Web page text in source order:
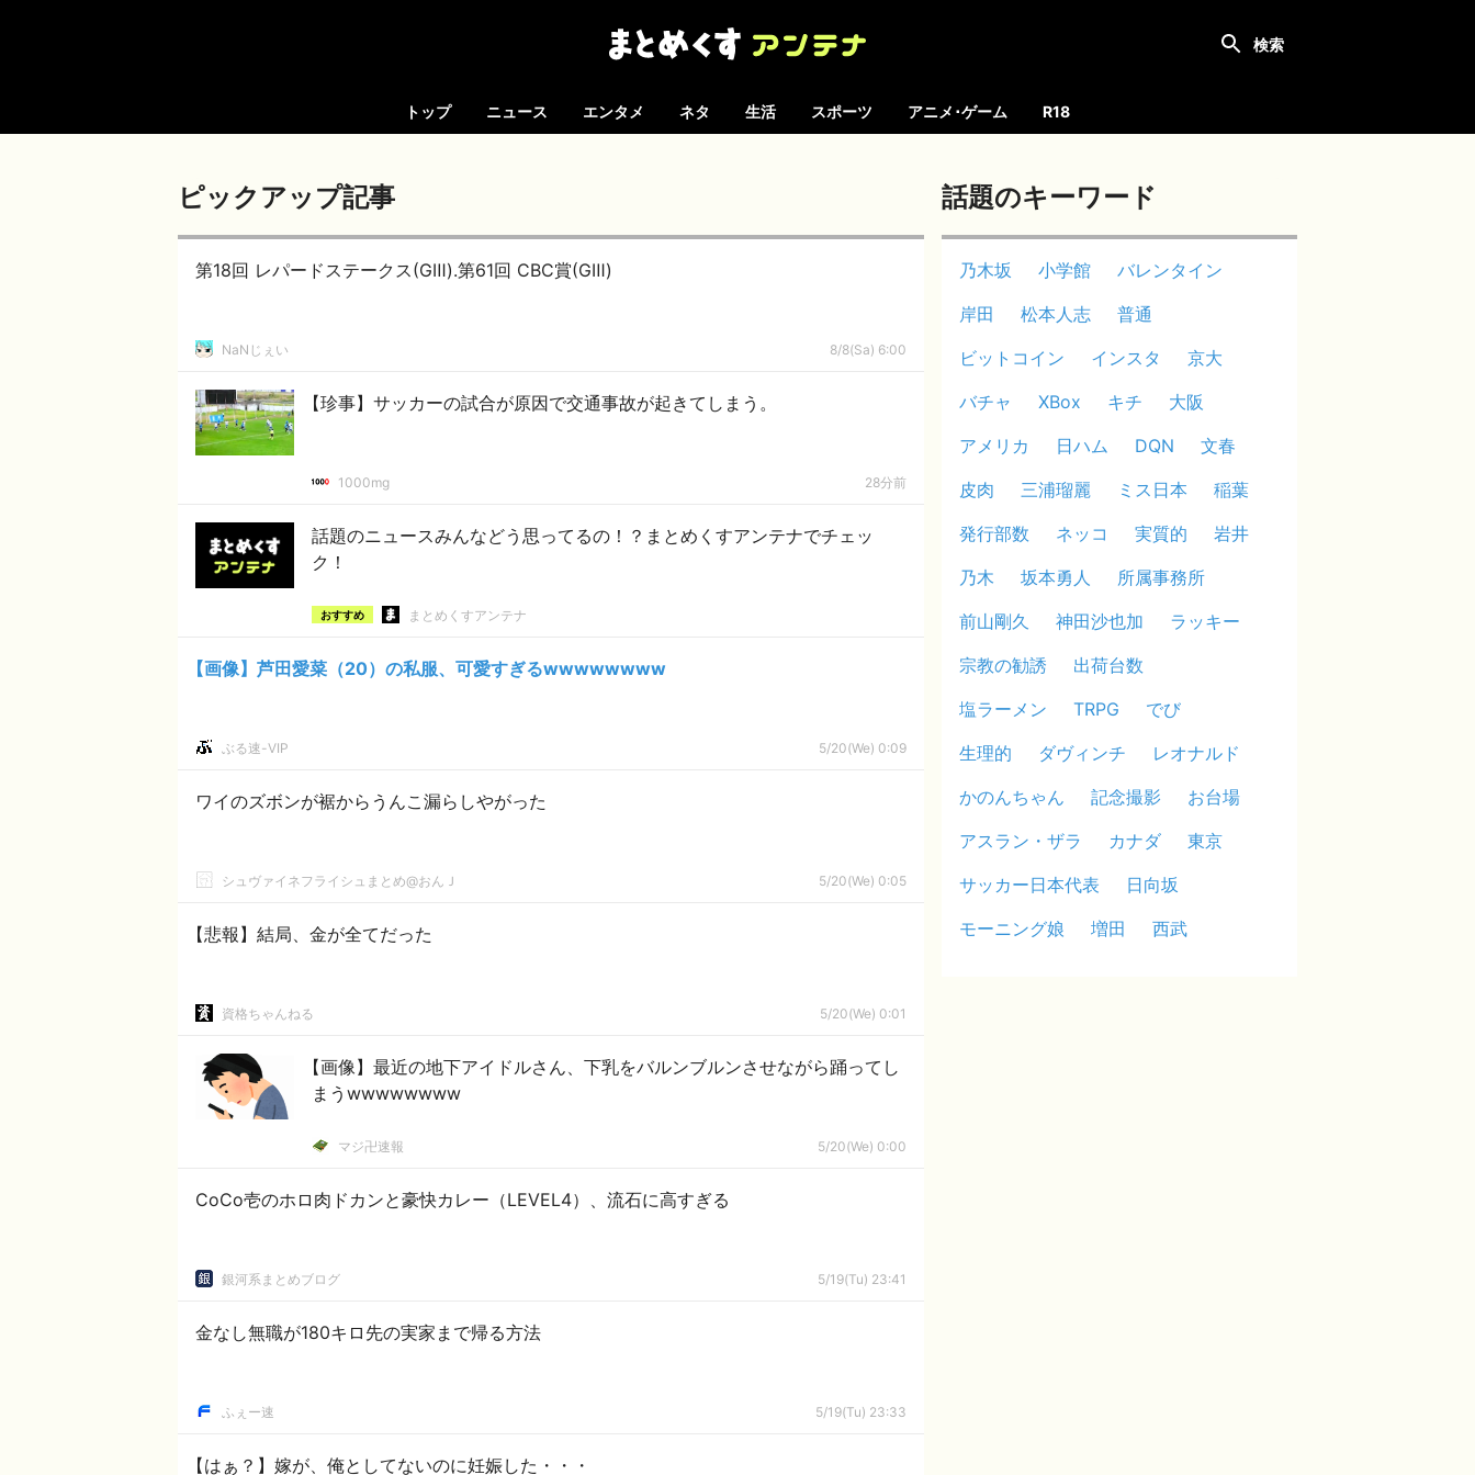
トップ ニュース エンタメ ネタ 生活 スポーツ アニメ･ゲーム R18
ピックアップ記事
第18回 レパードステークス(GⅢ).第61回 CBC賞(GⅢ)
NaNじぇい 8/8(Sa) 6:00
【珍事】サッカーの試合が原因で交通事故が起きてしまう。
1000mg 28分前
話題のニュースみんなどう思ってるの！？まとめくすアンテナでチェッ
ク！
おすすめ まとめくすアンテナ
【画像】芦田愛菜（20）の私服、可愛すぎるwwwwwwww
ぶる速-VIP 5/20(We) 0:09
ワイのズボンが裾からうんこ漏らしやがった
シュヴァイネフライシュまとめ@おんＪ 5/20(We) 0:05
【悲報】結局、金が全てだった
資格ちゃんねる 5/20(We) 0:01
【画像】最近の地下アイドルさん、下乳をバルンブルンさせながら踊ってし
まうwwwwwwww
マジ卍速報 5/20(We) 0:00
CoCo壱のホロ肉ドカンと豪快カレー（LEVEL4）、流石に高すぎる
銀河系まとめブログ 5/19(Tu) 23:41
金なし無職が180キロ先の実家まで帰る方法
ふぇー速 5/19(Tu) 23:33
【はぁ？】嫁が、俺としてないのに妊娠した・・・
話題のキーワード
乃木坂 小学館
バレンタイン
岸田
松本人志
普通
ビットコイン
インスタ
京大
バチャ
XBox キチ
大阪
アメリカ
日ハム DQN
文春
皮肉
三浦瑠麗 ミス日本
稲葉
発行部数
ネッコ 実質的
岩井
乃木
坂本勇人
所属事務所
前山剛久
神田沙也加
ラッキー
宗教の勧誘
出荷台数
塩ラーメン
TRPG
でび
生理的
ダヴィンチ
レオナルド
かのんちゃん
記念撮影
お台場
アスラン・ザラ
カナダ
東京
サッカー日本代表
日向坂
モーニング娘
増田 西武